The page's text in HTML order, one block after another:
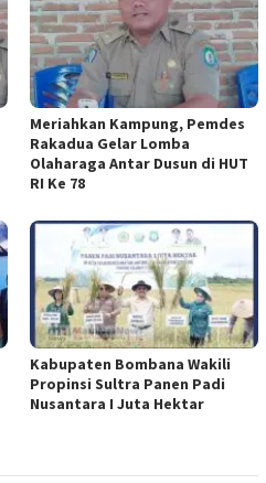
Meriahkan Kampung, Pemdes
Rakadua Gelar Lomba
Olaharaga Antar Dusun di HUT
RI Ke 78
Kabupaten Bombana Wakili
Propinsi Sultra Panen Padi
Nusantara I Juta Hektar